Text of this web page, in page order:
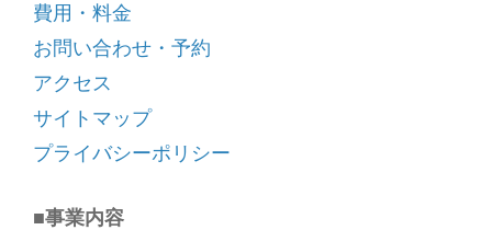
費用・料金
お問い合わせ・予約
アクセス
サイトマップ
プライバシーポリシー
■事業内容